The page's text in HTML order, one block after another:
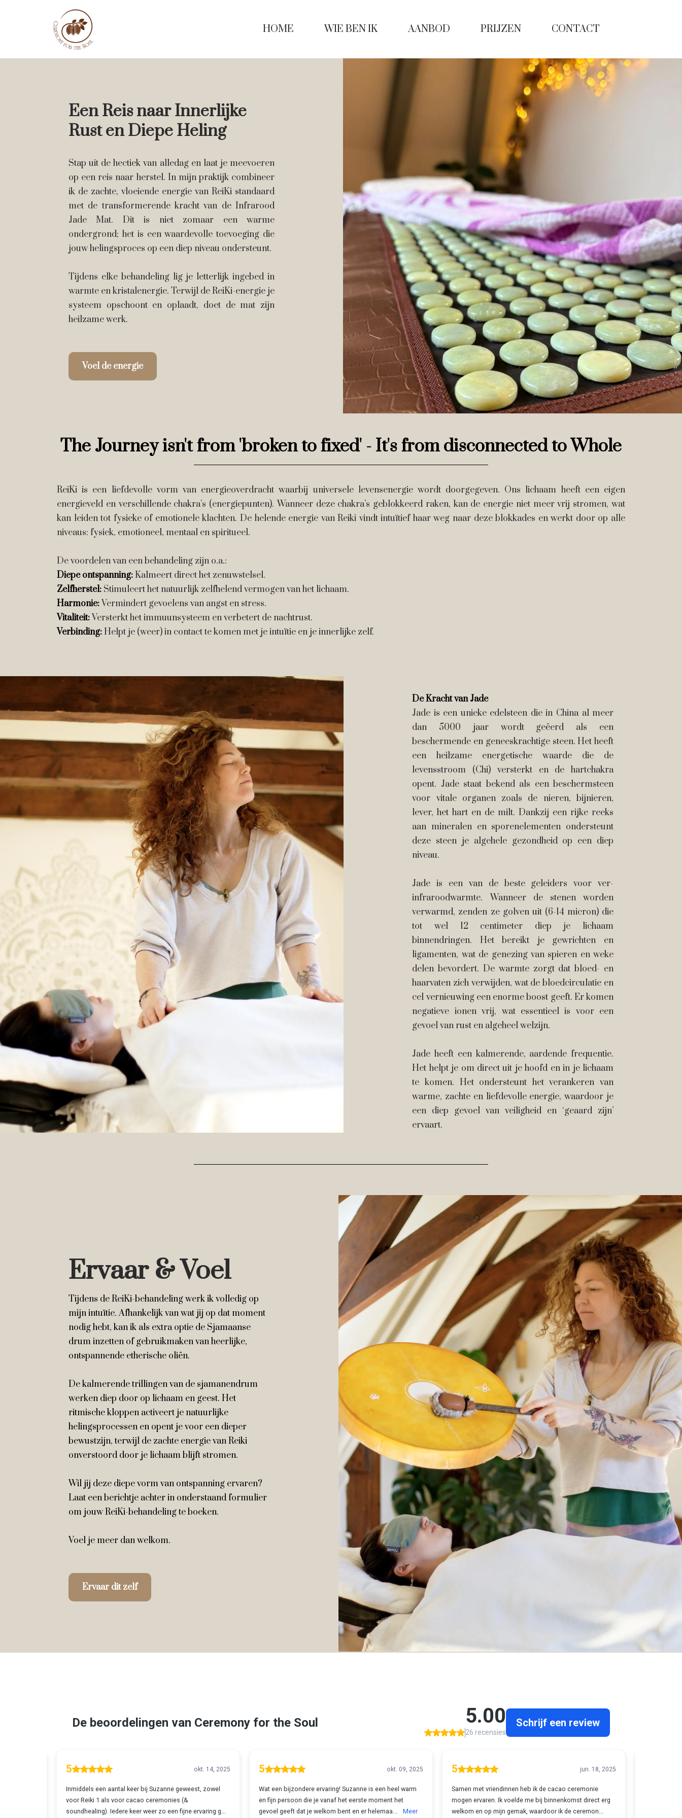
HOME WIE BEN IK AANBOD PRIJZEN CONTACT
Een Reis naar Innerlijke
Rust en Diepe Heling
Stap uit de hectiek van alledag en laat je meevoeren
op een reis naar herstel. In mijn praktijk combineer
ik de zachte, vloeiende energie van ReiKi standaard
met de transformerende kracht van de Infrarood
Jade Mat. Dit is niet zomaar een warme
ondergrond; het is een waardevolle toevoeging die
jouw helingsproces op een diep niveau ondersteunt.
Tijdens elke behandeling lig je letterlijk ingebed in
warmte en kristalenergie. Terwijl de ReiKi-energie je
systeem opschoont en oplaadt, doet de mat zijn
heilzame werk.
Voel de energie
The Journey isn't from 'broken to fixed' - It's from disconnected to Whole
ReiKi is een liefdevolle vorm van energieoverdracht waarbij universele levensenergie wordt doorgegeven. Ons lichaam heeft een eigen
energieveld en verschillende chakra’s (energiepunten). Wanneer deze chakra’s geblokkeerd raken, kan de energie niet meer vrij stromen, wat
kan leiden tot fysieke of emotionele klachten. De helende energie van Reiki vindt intuïtief haar weg naar deze blokkades en werkt door op alle
niveaus: fysiek, emotioneel, mentaal en spiritueel.
De voordelen van een behandeling zijn o.a.:
Diepe ontspanning:Kalmeert direct het zenuwstelsel.
Zelfherstel: Stimuleert het natuurlijk zelfhelend vermogen van het lichaam.
Harmonie:Vermindert gevoelens van angst en stress.
Vitaliteit:Versterkt het immuunsysteem en verbetert de nachtrust.
Verbinding:Helpt je (weer) in contact te komen met je intuïtie en je innerlijke zelf.
De Kracht van Jade
Jade is een unieke edelsteen die in China al meer
dan 5000 jaar wordt geëerd als een
beschermende en geneeskrachtige steen. Het heeft
een heilzame energetische waarde die de
levensstroom (Chi) versterkt en de hartchakra
opent. Jade staat bekend als een beschermsteen
voor vitale organen zoals de nieren, bijnieren,
lever, het hart en de milt. Dankzij een rijke reeks
aan mineralen en sporenelementen ondersteunt
deze steen je algehele gezondheid op een diep
niveau.
Jade is een van de beste geleiders voor ver-
infraroodwarmte. Wanneer de stenen worden
verwarmd, zenden ze golven uit (6-14 micron) die
tot wel 12 centimeter diep je lichaam
binnendringen. Het bereikt je gewrichten en
ligamenten, wat de genezing van spieren en weke
delen bevordert. De warmte zorgt dat bloed- en
haarvaten zich verwijden, wat de bloedcirculatie en
cel vernieuwing een enorme boost geeft. Er komen
negatieve ionen vrij, wat essentieel is voor een
gevoel van rust en algeheel welzijn.
Jade heeft een kalmerende, aardende frequentie.
Het helpt je om direct uit je hoofd en in je lichaam
te komen. Het ondersteunt het verankeren van
warme, zachte en liefdevolle energie, waardoor je
een diep gevoel van veiligheid en ‘geaard zijn’
ervaart.
Ervaar & Voel
Tijdens de ReiKi-behandeling werk ik volledig op
mijn intuïtie. Afhankelijk van wat jij op dat moment
nodig hebt, kan ik als extra optie de Sjamaanse
drum inzetten of gebruikmaken van heerlijke,
ontspannende etherische oliën.
De kalmerende trillingen van de sjamanendrum
werken diep door op lichaam en geest. Het
ritmische kloppen activeert je natuurlijke
helingsprocessen en opent je voor een dieper
bewustzijn, terwijl de zachte energie van Reiki
onverstoord door je lichaam blijft stromen.
Wil jij deze diepe vorm van ontspanning ervaren?
Laat een berichtje achter in onderstaand formulier
om jouw ReiKi-behandeling te boeken.
Voel je meer dan welkom.
Ervaar dit zelf